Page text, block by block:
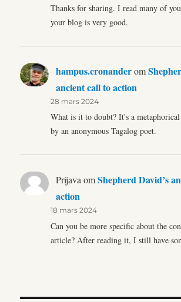
Thanks for sharing. I read many of
your blog is very good.
hampus.cronanderom
ancient call to action
28 mars 2024
What is it to doubt? It's a
by an anonymous Tagalog poet.
PrijavaomShepherd David’s
action
18 mars 2024
Can you be more specific about the
article? After reading it, I still have